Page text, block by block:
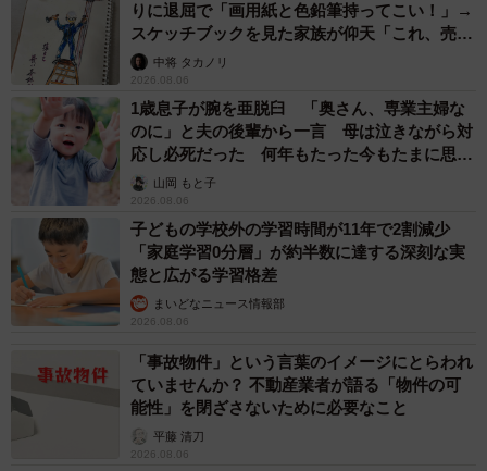
りに退屈で「画用紙と色鉛筆持ってこい！」→
スケッチブックを見た家族が仰天「これ、売れ
ますよ…」
中将 タカノリ
2026.08.06
1歳息子が腕を亜脱臼 「奥さん、専業主婦な
のに」と夫の後輩から一言 母は泣きながら対
応し必死だった 何年もたった今もたまに思い
出し…山岡 もと子
2026.08.06
子どもの学校外の学習時間が11年で2割減少
「家庭学習0分層」が約半数に達する深刻な実
態と広がる学習格差
まいどなニュース情報部
2026.08.06
「事故物件」という言葉のイメージにとらわれ
ていませんか？ 不動産業者が語る「物件の可
能性」を閉ざさないために必要なこと
平藤 清刀
2026.08.06